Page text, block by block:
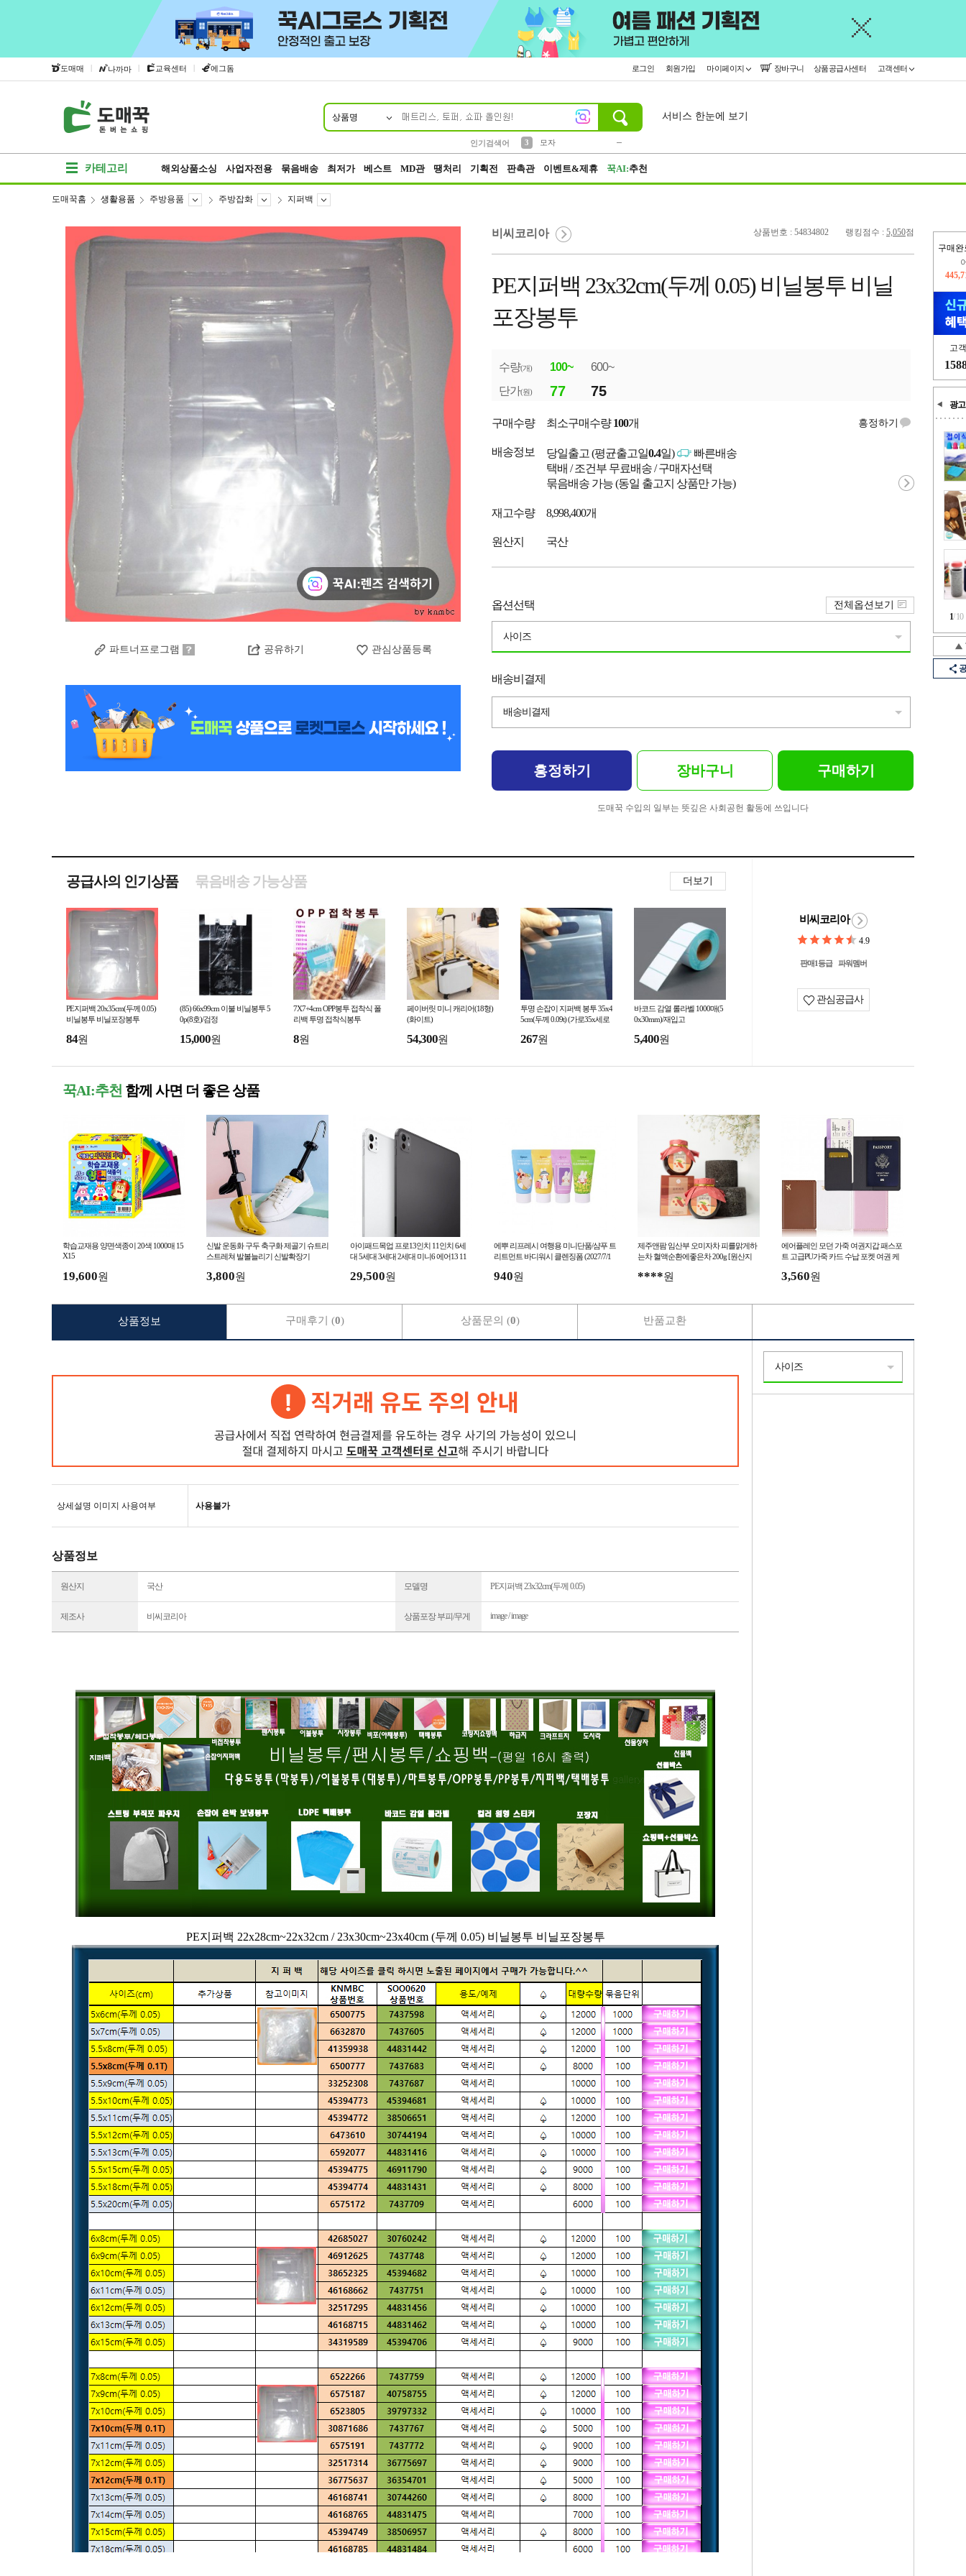
도매매 | 나까마 | 교육센터 | 에그돔 로그인 회원가입 마이페이지 장바구니 상품공급사센터 고객센터
상품명
인기검색어
3
모자
서비스 한눈에 보기
카테고리 해외상품소싱 사업자전용 묶음배송 최저가 베스트 MD관 땡처리 기획전 판촉관 이벤트&제휴 꾹AI:추천
구매완
오
고
광고
1/10
도매꾹홈 생활용품 주방용품 주방잡화 지퍼백
파트너프로그램 공유하기 관심상품등록
상품번호 : 54834802 랭킹점수 : 5,050점
비씨코리아
PE지퍼백 23x32cm(두께 0.05) 비닐봉투 비닐
포장봉투
수량(개) 100~
600~
단가(원) 77 75
구매수량 최소구매수량100개 흥정하기
배송정보 당일출고 (평균출고일0.4일)
빠른배송
택배 / 조건부 무료배송 / 구매자선택
묶음배송 가능 (동일 출고지 상품만 가능)
재고수량 8,998,400개
원산지 국산
옵션선택
사이즈
전체옵션보기
배송비결제
배송비결제
흥정하기 장바구니 구매하기
도매꾹 수입의 일부는 뜻깊은 사회공헌 활동에 쓰입니다
공급사의 인기상품 더보기
묶음배송 가능상품
PE지퍼백 20x35cm(두께 0.05)
비닐봉투 비닐포장봉투
84원
(85) 66x99cm 이불 비닐봉투 5
0p(8호)/검정
15,000원
7X7+4cm OPP봉투 접착식 폴
리백 투명 접착식봉투
8원
페이버릿 미니 캐리어(18형)
(화이트)
54,300원
투명 손잡이 지퍼백 봉투 35x4
5cm(두께 0.09t) (가로35x세로
267원
바코드 감열 롤라벨 1000매(5
0x30mm)/재입고
5,400원
비씨코리아
4.9
판매1등급 파워멤버
관심공급사
꾹AI:추천 함께 사면 더 좋은 상품
학습교재용 양면색종이 20색 1000매 15
X15
19,600원
신발 운동화 구두 축구화 제골기 슈트리
스트레쳐 발볼늘리기 신발확장기
3,800원
아이패드목업 프로13인치 11인치 6세
대 5세대 3세대 2세대 미니6 에어13 11
29,500원
에뿌 리프레시 여행용 미니단품/샴푸 트
리트먼트 바디워시 클렌징폼 (2027/7/1
940원
제주앤팜 임산부 오미자차 피를맑게하
는차 혈액순환에좋은차 200g [원산지
****원
에어플레인 모던 가죽 여권지갑 패스포
트 고급PU가죽 카드 수납 포켓 여권 케
3,560원
상세설명 이미지 사용여부 사용불가
상품정보
원산지 국산 모델명 PE지퍼백 23x32cm(두께 0.05)
제조사 비씨코리아 상품포장 부피/무게 image / image
PE지퍼백 22x28cm~22x32cm / 23x30cm~23x40cm (두께 0.05) 비닐봉투 비닐포장봉투
상품정보 구매후기 (0) 상품문의 (0) 반품교환
사이즈